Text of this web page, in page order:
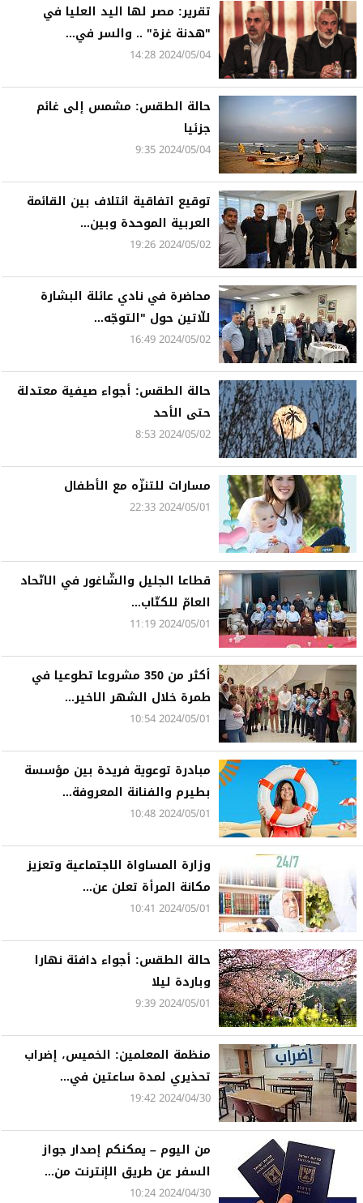
تقرير: مصر لها اليد العليا في
"هدنة غزة" .. والسر في...
2024/05/04 14:28
حالة الطقس: مشمس إلى غائم
جزئيا
2024/05/04 9:35
توقيع اتفاقية ائتلاف بين القائمة
العربية الموحدة وبين...
2024/05/02 19:26
محاضرة في نادي عائلة البشارة
للّاتين حول "التوجّه...
2024/05/02 16:49
حالة الطقس: أجواء صيفية معتدلة
حتى الأحد
2024/05/02 8:53
مسارات للتنزّه مع الأطفال
2024/05/01 22:33
قطاعا الجليل والشّاغور في الاتّحاد
العامّ للكتّاب...
2024/05/01 11:19
أكثر من 350 مشروعا تطوعيا في
طمرة خلال الشهر الاخير...
2024/05/01 10:54
مبادرة توعوية فريدة بين مؤسسة
بطيرم والفنانة المعروفة...
2024/05/01 10:48
وزارة المساواة الاجتماعية وتعزيز
مكانة المرأة تعلن عن...
2024/05/01 10:41
حالة الطقس: أجواء دافئة نهارا
وباردة ليلا
2024/05/01 9:39
منظمة المعلمين: الخميس، إضراب
تحذيري لمدة ساعتين في...
2024/04/30 19:42
من اليوم – يمكنكم إصدار جواز
السفر عن طريق الإنترنت من...
2024/04/30 10:24